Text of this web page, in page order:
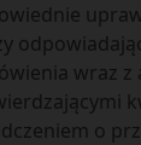
wraz z
o